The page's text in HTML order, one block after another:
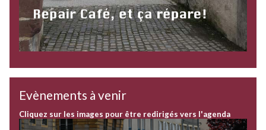
Evènements à venir
Cliquez sur les images pour être redirigés vers l'agenda